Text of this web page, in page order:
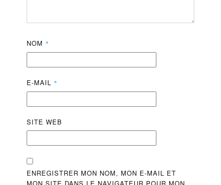
NOM *
E-MAIL *
SITE WEB
ENREGISTRER MON NOM, MON E-MAIL ET